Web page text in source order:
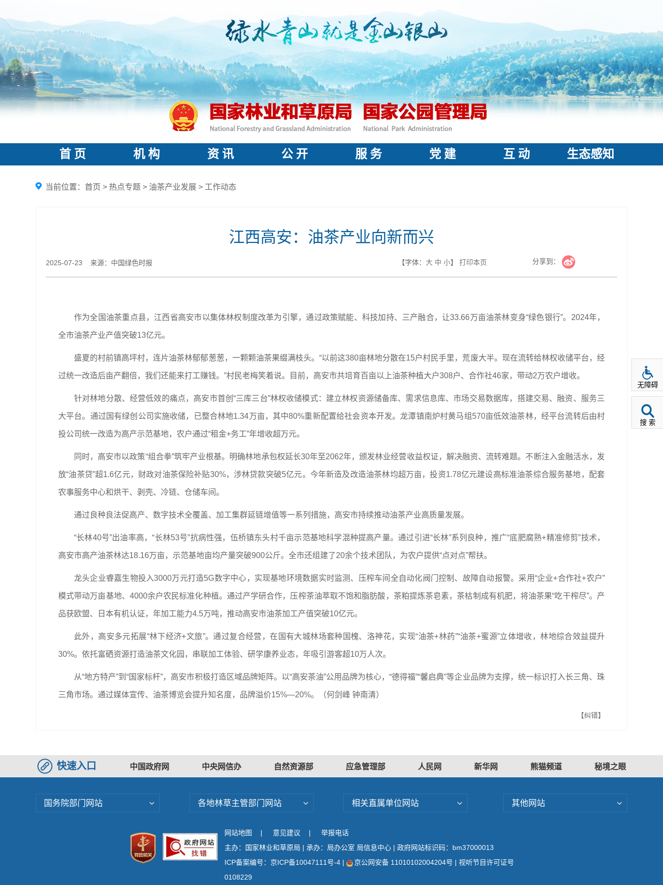
首 页 机 构 资 讯 公 开 服 务 党 建 互 动 生态感知
当前位置： 首页 > 热点专题 > 油茶产业发展 > 工作动态
江西高安：油茶产业向新而兴
2025-07-23 来源：中国绿色时报 【字体： 大 中 小】 打印本页 分享到：
作为全国油茶重点县，江西省高安市以集体林权制度改革为引擎，通过政策赋能、科技加持、三产融合，让33.66万亩油茶林变身“绿色银行”。2024年，
全市油茶产业产值突破13亿元。
盛夏的村前镇高坪村，连片油茶林郁郁葱葱，一颗颗油茶果缀满枝头。“以前这380亩林地分散在15户村民手里，荒废大半。现在流转给林权收储平台，经
过统一改造后亩产翻倍，我们还能来打工赚钱。”村民老梅笑着说。目前，高安市共培育百亩以上油茶种植大户308户、合作社46家，带动2万农户增收。
针对林地分散、经营低效的痛点，高安市首创“三库三台”林权收储模式：建立林权资源储备库、需求信息库、市场交易数据库，搭建交易、融资、服务三
大平台。通过国有绿创公司实施收储，已整合林地1.34万亩，其中80%重新配置给社会资本开发。龙潭镇南炉村黄马组570亩低效油茶林，经平台流转后由村
投公司统一改造为高产示范基地，农户通过“租金+务工”年增收超万元。
同时，高安市以政策“组合拳”筑牢产业根基。明确林地承包权延长30年至2062年，颁发林业经营收益权证，解决融资、流转难题。不断注入金融活水，发
放“油茶贷”超1.6亿元，财政对油茶保险补贴30%，涉林贷款突破5亿元。今年新造及改造油茶林均超万亩，投资1.78亿元建设高标准油茶综合服务基地，配套
农事服务中心和烘干、剥壳、冷链、仓储车间。
通过良种良法促高产、数字技术全覆盖、加工集群延链增值等一系列措施，高安市持续推动油茶产业高质量发展。
“长林40号”出油率高，“长林53号”抗病性强，伍桥镇东头村千亩示范基地科学混种提高产量。通过引进“长林”系列良种，推广“底肥腐熟+精准修剪”技术，
高安市高产油茶林达18.16万亩，示范基地亩均产量突破900公斤。全市还组建了20余个技术团队，为农户提供“点对点”帮扶。
龙头企业睿嘉生物投入3000万元打造5G数字中心，实现基地环境数据实时监测、压榨车间全自动化阀门控制、故障自动报警。采用“企业+合作社+农户”
模式带动万亩基地、4000余户农民标准化种植。通过产学研合作，压榨茶油萃取不饱和脂肪酸，茶粕提炼茶皂素，茶枯制成有机肥，将油茶果“吃干榨尽”。产
品获欧盟、日本有机认证，年加工能力4.5万吨，推动高安市油茶加工产值突破10亿元。
此外，高安多元拓展“林下经济+文旅”。通过复合经营，在国有大城林场套种国槐、洛神花，实现“油茶+林药”“油茶+蜜源”立体增收，林地综合效益提升
30%。依托富硒资源打造油茶文化园，串联加工体验、研学康养业态，年吸引游客超10万人次。
从“地方特产”到“国家标杆”，高安市积极打造区域品牌矩阵。以“高安茶油”公用品牌为核心，“德得福”“馨启典”等企业品牌为支撑，统一标识打入长三角、珠
三角市场。通过媒体宣传、油茶博览会提升知名度，品牌溢价15%—20%。（何剑峰 钟南清）
【纠错】
快速入口 中国政府网 中央网信办 自然资源部 应急管理部 人民网 新华网 熊猫频道 秘境之眼
国务院部门网站 各地林草主管部门网站 相关直属单位网站 其他网站
网站地图 | 意见建议 |
举报电话
主办：国家林业和草原局 | 承办：局办公室 局信息中心 | 政府网站标识码：bm37000013
ICP备案编号：京ICP备10047111号-4 | 京公网安备 11010102004204号 | 视听节目许可证号
0108229
无障碍
搜 索